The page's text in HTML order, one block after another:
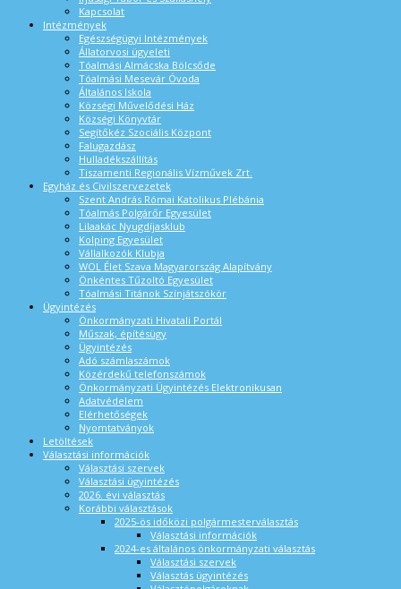
Kapcsolat
Intézmények
Egészségügyi Intézmények
Állatorvosi ügyeleti
Tóalmási Almácska Bölcsőde
Tóalmási Mesevár Óvoda
Általános Iskola
Községi Művelődési Ház
Községi Könyvtár
Segítőkéz Szociális Központ
Falugazdász
Hulladékszállítás
Tiszamenti Regionális Vízművek Zrt.
Egyház és Civilszervezetek
Szent András Római Katolikus Plébánia
Tóalmás Polgárőr Egyesület
Lilaakác Nyugdíjasklub
Kolping Egyesület
Vállalkozók Klubja
WOL Élet Szava Magyarország Alapítvány
Önkéntes Tűzoltó Egyesület
Tóalmási Titánok Színjátszókör
Ügyintézés
Önkormányzati Hivatali Portál
Műszak, építésügy
Ügyintézés
Adó számlaszámok
Közérdekű telefonszámok
Önkormányzati Ügyintézés Elektronikusan
Adatvédelem
Elérhetőségek
Nyomtatványok
Letöltések
Választási információk
Választási szervek
Választási ügyintézés
2026. évi választás
Korábbi választások
2025-ös időközi polgármesterválasztás
Választási információk
2024-es általános önkormányzati választás
Választási szervek
Választás ügyintézés